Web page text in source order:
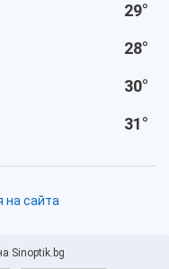
29°
28°
30°
31°
на сайта
Sinoptik.bg